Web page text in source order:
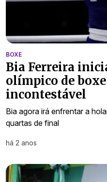
BOXE
Bia Ferreira
olímpico de
incontestável
Bia agora irá enfrentar a
quartas de final
há 2 anos